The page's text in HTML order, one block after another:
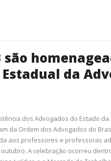
da
dos Advogados do Estado da
da Ordem dos Advogados do
aos professores e professoras
A celebração ocorreu